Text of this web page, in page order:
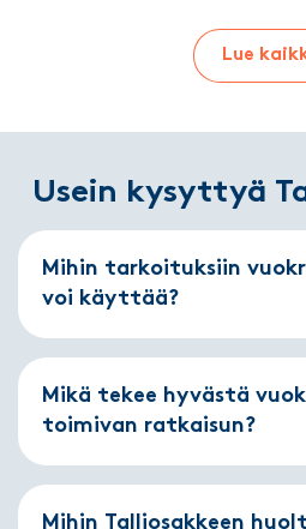
Lue
Usein kysyttyä
Mihin tarkoituksiin
voi käyttää?
Mikä tekee hyvästä
toimivan ratkaisun?
Mihin Talliosakkeen